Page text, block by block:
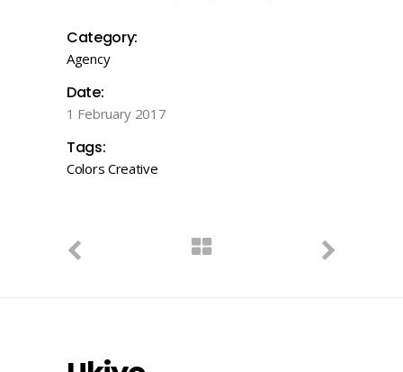
Category:
Agency
Date:
1 February 2017
Tags:
Colors Creative